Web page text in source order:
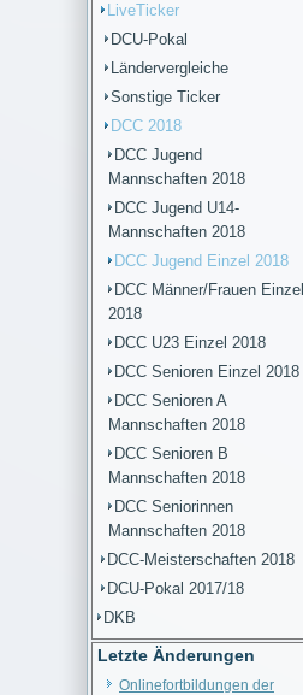
LiveTicker
DCU-Pokal
Ländervergleiche
Sonstige Ticker
DCC 2018
DCC Jugend
Mannschaften 2018
DCC Jugend U14-
Mannschaften 2018
DCC Jugend Einzel 2018
DCC Männer/Frauen Einzel
2018
DCC U23 Einzel 2018
DCC Senioren Einzel 2018
DCC Senioren A
Mannschaften 2018
DCC Senioren B
Mannschaften 2018
DCC Seniorinnen
Mannschaften 2018
DCC-Meisterschaften 2018
DCU-Pokal 2017/18
DKB
Letzte Änderungen
Onlinefortbildungen der